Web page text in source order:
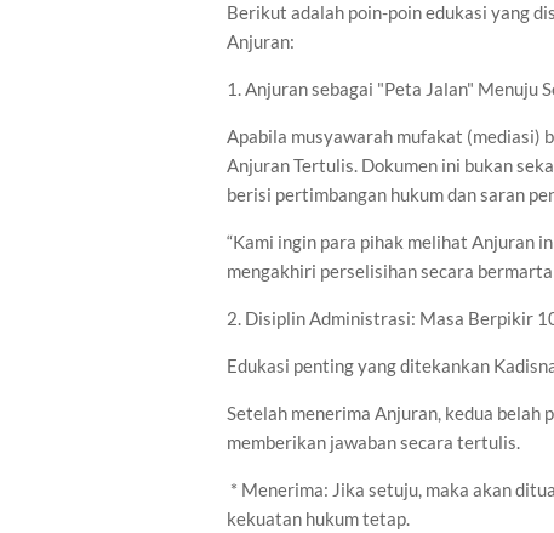
Berikut adalah poin-poin edukasi yang
Anjuran:
1. Anjuran sebagai "Peta Jalan" Menuju
Apabila musyawarah mufakat (mediasi)
Anjuran Tertulis. Dokumen ini bukan
berisi pertimbangan hukum dan saran
“Kami ingin para pihak melihat Anjuran
mengakhiri perselisihan secara
2. Disiplin Administrasi: Masa Berpikir
Edukasi penting yang ditekankan
Setelah menerima Anjuran, kedua
memberikan jawaban secara tertulis.
* Menerima: Jika setuju, maka akan
kekuatan hukum tetap.